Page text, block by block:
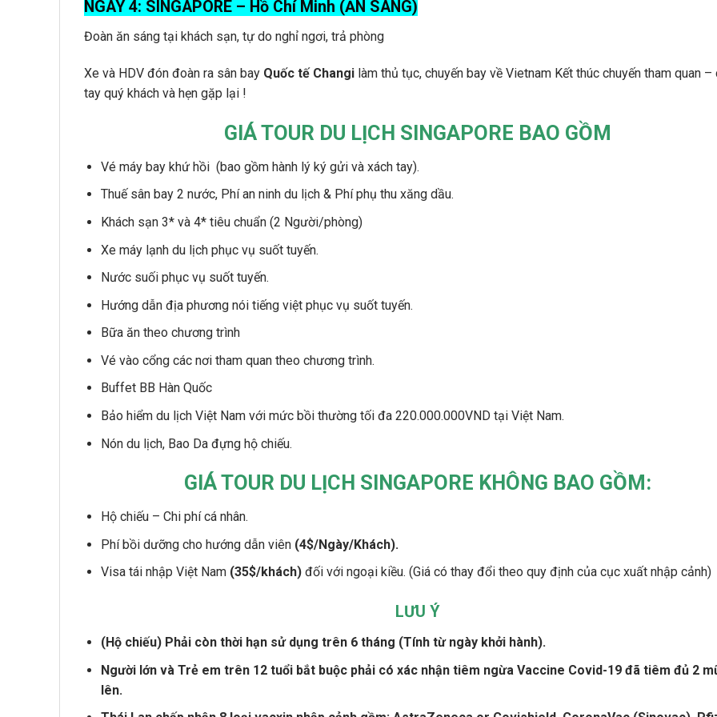
NGÀY 4: SINGAPORE – Hồ Chí Minh (ĂN SÁNG)
Đoàn ăn sáng tại khách sạn, tự do nghỉ ngơi, trả phòng
Xe và HDV đón đoàn ra sân bay Quốc tế Changi làm thủ tục, chuyến bay về Vietnam Kết thúc chuyến tham quan –
tay quý khách và hẹn gặp lại !
GIÁ TOUR DU LỊCH SINGAPORE BAO GỒM
Vé máy bay khứ hồi (bao gồm hành lý ký gửi và xách tay).
Thuế sân bay 2 nước, Phí an ninh du lịch & Phí phụ thu xăng dầu.
Khách sạn 3* và 4* tiêu chuẩn (2 Người/phòng)
Xe máy lạnh du lịch phục vụ suốt tuyến.
Nước suối phục vụ suốt tuyến.
Hướng dẫn địa phương nói tiếng việt phục vụ suốt tuyến.
Bữa ăn theo chương trình
Vé vào cổng các nơi tham quan theo chương trình.
Buffet BB Hàn Quốc
Bảo hiểm du lịch Việt Nam với mức bồi thường tối đa 220.000.000VND tại Việt Nam.
Nón du lịch, Bao Da đựng hộ chiếu.
GIÁ TOUR DU LỊCH SINGAPORE KHÔNG BAO GỒM:
Hộ chiếu – Chi phí cá nhân.
Phí bồi dưỡng cho hướng dẫn viên (4$/Ngày/Khách).
Visa tái nhập Việt Nam (35$/khách)đối với ngoại kiều. (Giá có thay đổi theo quy định của cục xuất nhập cảnh)
LƯU Ý
(Hộ chiếu) Phải còn thời hạn sử dụng trên 6 tháng (Tính từ ngày khởi hành).
Người lớn và Trẻ em trên 12 tuổi bắt buộc phải có xác nhận tiêm ngừa Vaccine Covid-19 đã tiêm đủ 2
lên.